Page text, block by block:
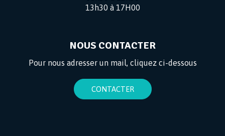
13h30 à 17H00
NOUS CONTACTER
Pour nous adresser un mail, cliquez ci-dessous
CONTACTER